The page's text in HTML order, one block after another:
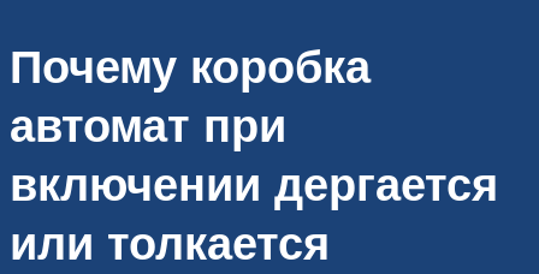
Почему коробка
автомат при
включении дергается
или толкается